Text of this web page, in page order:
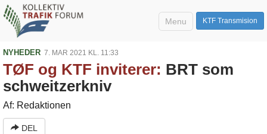
KTF Transmision
Menu
NYHEDER 7. MAR 2021 KL. 11:33
TØF og KTF inviterer: BRT som
schweitzerkniv
Af: Redaktionen
DEL